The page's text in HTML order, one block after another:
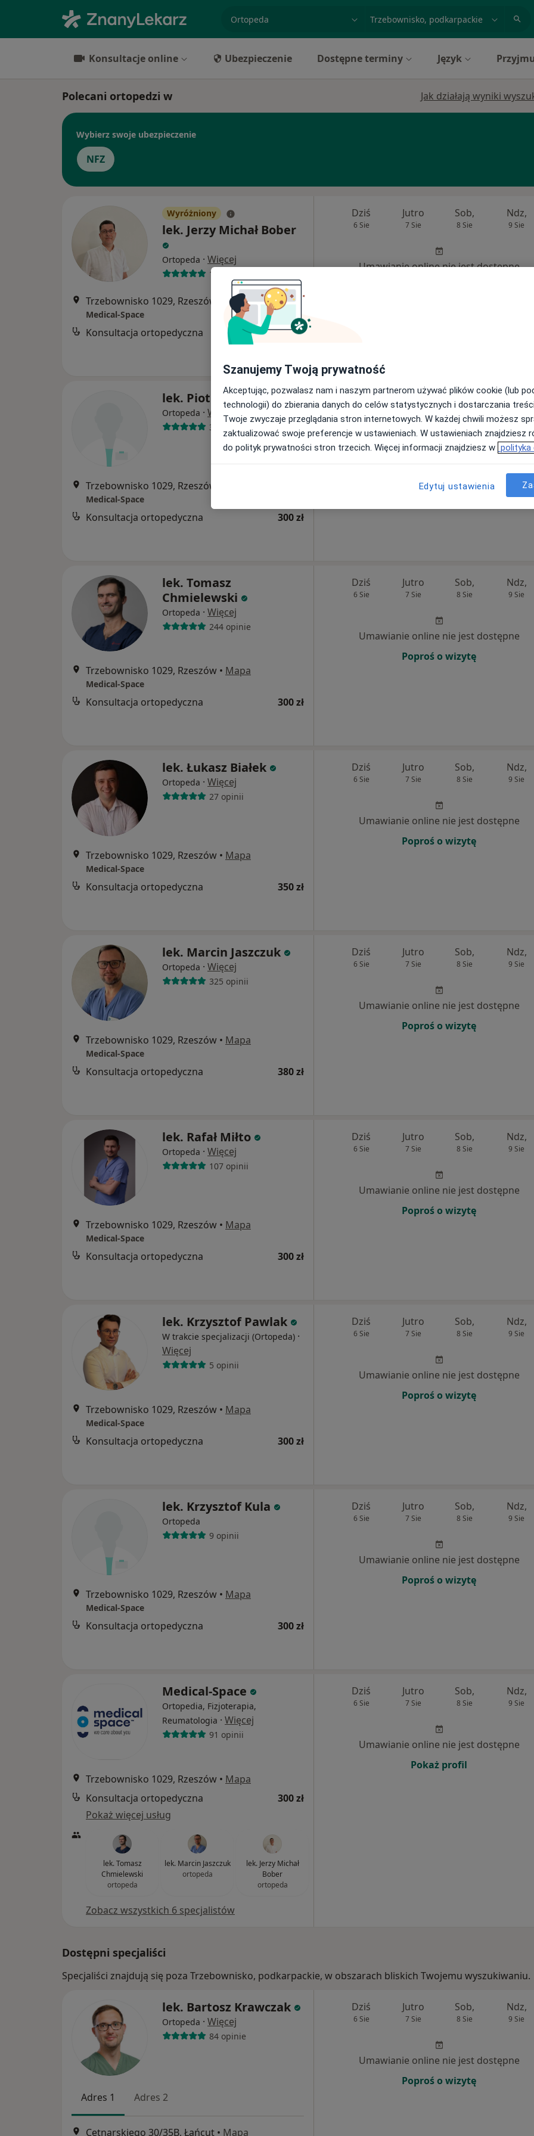
Konsultacje online Ubezpieczenie Dostępne terminy Język
Polecani ortopedzi w Jak działają wyniki
Wybierz swoje ubezpieczenie
NFZ
Wyróżniony
lek. Jerzy Michał Bober
Ortopeda · Więcej
179 opinii
Trzebownisko 1029, Rzeszów Mapa
Medical-Space
Konsultacja ortopedyczna 300 zł
Dziś
6 Sie
Jutro
7 Sie
Sob,
8 Sie
Ndz,
9 Sie
Umawianie online nie jest dostępne
lek. Piotr Muniak
Ortopeda · Więcej
3 opinie
Trzebownisko 1029, Rzeszów
Medical-Space
Konsultacja ortopedyczna 300 zł
Dziś
6 Sie
Jutro
7 Sie
Sob,
8 Sie
Ndz,
9 Sie
Umawianie online nie jest dostępne
lek. Tomasz
Chmielewski
Ortopeda · Więcej
244 opinie
Trzebownisko 1029, Rzeszów • Mapa
Medical-Space
Konsultacja ortopedyczna 300 zł
Dziś
6 Sie
Jutro
7 Sie
Sob,
8 Sie
Ndz,
9 Sie
Umawianie online nie jest dostępne
Poproś o wizytę
lek. Łukasz Białek
Ortopeda · Więcej
27 opinii
Trzebownisko 1029, Rzeszów • Mapa
Medical-Space
Konsultacja ortopedyczna 350 zł
Dziś
6 Sie
Jutro
7 Sie
Sob,
8 Sie
Ndz,
9 Sie
Umawianie online nie jest dostępne
Poproś o wizytę
lek. Marcin Jaszczuk
Ortopeda · Więcej
325 opinii
Trzebownisko 1029, Rzeszów • Mapa
Medical-Space
Konsultacja ortopedyczna 380 zł
Dziś
6 Sie
Jutro
7 Sie
Sob,
8 Sie
Ndz,
9 Sie
Umawianie online nie jest dostępne
Poproś o wizytę
lek. Rafał Miłto
Ortopeda · Więcej
107 opinii
Trzebownisko 1029, Rzeszów • Mapa
Medical-Space
Konsultacja ortopedyczna 300 zł
Dziś
6 Sie
Jutro
7 Sie
Sob,
8 Sie
Ndz,
9 Sie
Umawianie online nie jest dostępne
Poproś o wizytę
lek. Krzysztof Pawlak
W trakcie specjalizacji (Ortopeda) ·
Więcej
5 opinii
Trzebownisko 1029, Rzeszów • Mapa
Medical-Space
Konsultacja ortopedyczna 300 zł
Dziś
6 Sie
Jutro
7 Sie
Sob,
8 Sie
Ndz,
9 Sie
Umawianie online nie jest dostępne
Poproś o wizytę
lek. Krzysztof Kula
Ortopeda
9 opinii
Trzebownisko 1029, Rzeszów • Mapa
Medical-Space
Konsultacja ortopedyczna 300 zł
Dziś
6 Sie
Jutro
7 Sie
Sob,
8 Sie
Ndz,
9 Sie
Umawianie online nie jest dostępne
Poproś o wizytę
Medical-Space
Ortopedia, Fizjoterapia,
Reumatologia · Więcej
91 opinii
Trzebownisko 1029, Rzeszów • Mapa
Konsultacja ortopedyczna
300 zł
Pokaż więcej usług
lek. Tomasz
Chmielewski
ortopeda
lek. Marcin Jaszczuk
ortopeda
lek. Jerzy Michał
Bober
ortopeda
Zobacz wszystkich 6 specjalistów
Dziś
6 Sie
Jutro
7 Sie
Sob,
8 Sie
Ndz,
9 Sie
Umawianie online nie jest dostępne
Pokaż profil
Dostępni specjaliści
Specjaliści znajdują się poza Trzebownisko, podkarpackie, w obszarach bliskich Twojemu wyszukiwaniu.
lek. Bartosz Krawczak
Ortopeda · Więcej
84 opinie
Adres 1 Adres 2
Cetnarskiego 30/35B, Łańcut • Mapa
Dziś
6 Sie
Jutro
7 Sie
Sob,
8 Sie
Ndz,
9 Sie
Umawianie online nie jest dostępne
Poproś o wizytę
Szanujemy Twoją prywatność
Akceptując, pozwalasz nam i naszym partnerom używać plików cookie (lub
technologii) do zbierania danych do celów statystycznych i dostarczania
Twoje zwyczaje przeglądania stron internetowych. W każdej chwili możesz
zaktualizować swoje preferencje w ustawieniach. W ustawieniach znajdziesz
do polityk prywatności stron trzecich. Więcej informacji znajdziesz w polityka
Edytuj ustawienia